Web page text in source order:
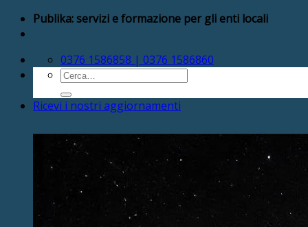
Salta Publika: servizi e formazione per gli enti locali
0376 1586858 | 0376 1586860
Cerca:
Ricevi i nostri aggiornamenti